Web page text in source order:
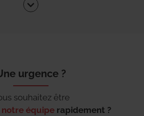
urgence ?
souhaitez être
équipe rapidement ?